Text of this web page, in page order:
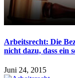
Arbeitsrecht: Die
nicht dazu, dass ein
Juni 24, 2015